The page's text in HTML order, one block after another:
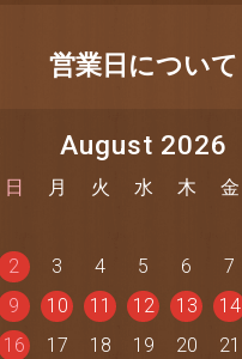
営業日について
August 2026
日 月 火 水 木 金
2
3 4 5 6 7
9
10 11 12 13 14
16
17 18 19 20 21